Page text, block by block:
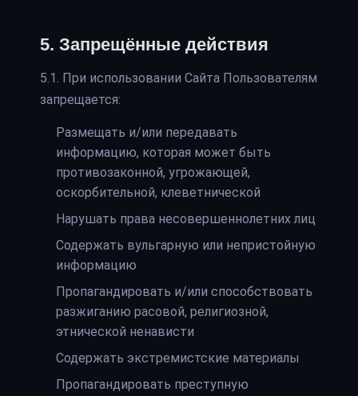
5. Запрещённые действия
5.1. При использовании Сайта Пользователям
запрещается:
Размещать и/или передавать
информацию, которая может быть
противозаконной, угрожающей,
оскорбительной, клеветнической
Нарушать права несовершеннолетних лиц
Содержать вульгарную или непристойную
информацию
Пропагандировать и/или способствовать
разжиганию расовой, религиозной,
этнической ненависти
Содержать экстремистские материалы
Пропагандировать преступную